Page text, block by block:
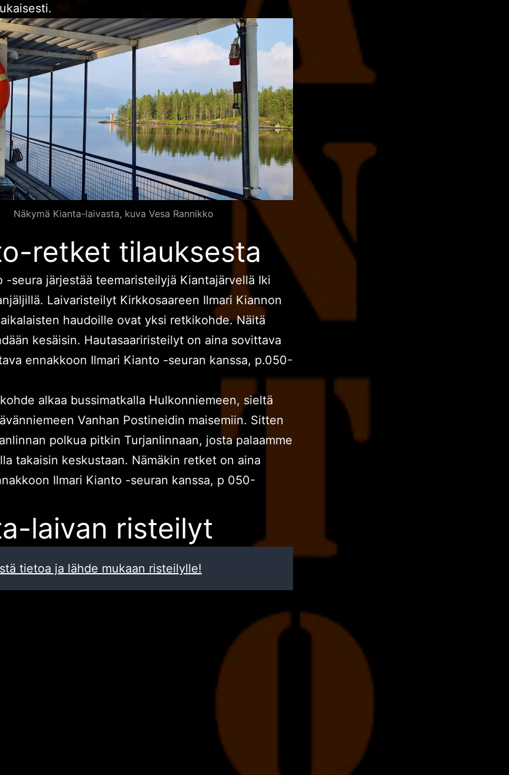
Näkymä Kianta-laivasta, kuva Vesa Rannikko
retket tilauksesta
-seura järjestää teemaristeilyjä Kiantajärvellä Iki
Laivaristeilyt Kirkkosaareen Ilmari Kiannon
haudoille ovat yksi retkikohde. Näitä
kesäisin. Hautasaariristeilyt on aina sovittava
ennakkoon Ilmari Kianto -seuran kanssa, p.050-
alkaa bussimatkalla Hulkonniemeen, sieltä
Vanhan Postineidin maisemiin. Sitten
polkua pitkin Turjanlinnaan, josta palaamme
takaisin keskustaan. Nämäkin retket on aina
Ilmari Kianto -seuran kanssa, p 050-
laivan risteilyt
tietoa ja lähde mukaan risteilylle!